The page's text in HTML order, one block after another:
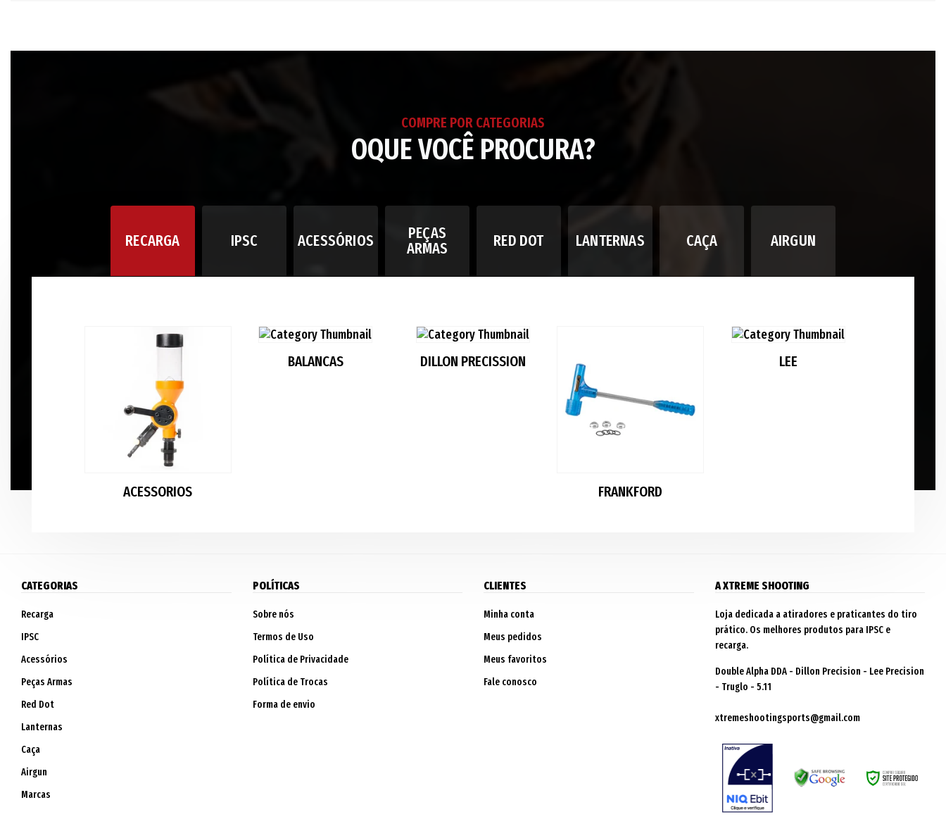
COMPRE POR CATEGORIAS
OQUE VOCÊ PROCURA?
RECARGA IPSC ACESSÓRIOS
PEÇAS
ARMAS
RED DOT LANTERNAS CAÇA AIRGUN
ACESSORIOS
BALANCAS DILLON PRECISSION
FRANKFORD
LEE
CATEGORIAS
Recarga
IPSC
Acessórios
Peças Armas
Red Dot
Lanternas
Caça
Airgun
Marcas
POLÍTICAS
Sobre nós
Termos de Uso
Política de Privacidade
Política de Trocas
Forma de envio
CLIENTES
Minha conta
Meus pedidos
Meus favoritos
Fale conosco
A XTREME SHOOTING
Loja dedicada a atiradores e praticantes do tiro
prático. Os melhores produtos para IPSC e
recarga.
Double Alpha DDA - Dillon Precision - Lee Precision
- Truglo - 5.11
xtremeshootingsports@gmail.com